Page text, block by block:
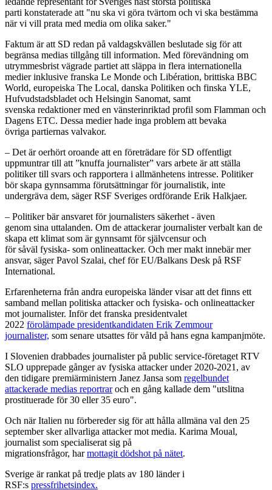
parti konstaterade att "nu ska vi göra tvärtom och vi ska bestämma
när vi vill prata med media om olika saker."
Faktum är att SD redan på valdagskvällen beslutade sig för att
begränsa medias tillgång till information. Med förevändning om
utrymmesbrist vägrade partiet att släppa in flera internationella
medier inklusive franska Le Monde och Libération, brittiska BBC
World, europeiska The Local, danska Politiken och finska YLE,
Hufvudstadsbladet och Helsingin Sanomat, samt
svenska redaktioner med en vänsterinriktad profil som Flamman och
Dagens ETC. Dessa medier hade inga problem att bevaka
övriga partiernas valvakor.
– Det är oerhört oroande att en företrädare för SD offentligt
uppmuntrar till att ”knuffa journalister” vars arbete är att ställa
politiker till svars och rapportera i allmänhetens intresse. Politiker
bör skapa gynnsamma förutsättningar för journalistik, inte
undergräva dem, säger RSF Sveriges ordförande Erik Halkjaer.
– Politiker bär ansvaret för journalisters säkerhet - även
genom sina uttalanden. Om de attackerar journalister verbalt kan de
skapa ett klimat som är gynnsamt för självcensur och
för såväl fysiska- som onlineattacker. Och mer makt innebär mer
ansvar, säger Pavol Szalai, chef för EU/Balkans Desk på RSF
International.
Erfarenheterna från andra europeiska länder visar att det finns ett
samband mellan politiska attacker och fysiska- och onlineattacker
mot journalister. Inför det franska presidentvalet
2022 förolämpade presidentkandidaten Erik Zemmour
journalister, som senare utsattes för våld på hans egna kampanjmöte.
I Slovenien drabbades journalister på public service-företaget RTV
SLO upprepade gånger av fysiska attacker under 2020-2021, av
den tidigare premiärministern Janez Jansa som regelbundet
attackerade medias reportraroch en gång kallade dem "utslitna
prostituerade för 30 eller 35 euro".
Och när Italien nu förbereder sig för att hålla allmäna val den 25
september sker allvarliga attacker mot media. Karima Moual,
journalist som specialiserat sig på
migrationsfrågor, harmottagit dödshot på nätet.
Sverige är rankat på tredje plats av 180 länder i
RSF:s pressfrihetsindex.